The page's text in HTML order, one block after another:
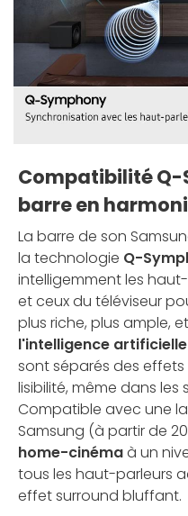
Compatibilité Q-
barre en
La barre de son
la technologie Q-
intelligemment les
et ceux du téléviseur
plus riche, plus ample,
l'intelligence
sont séparés des
lisibilité, même dans les
Compatible avec une
Samsung (à partir de
home-cinémaà un
tous les haut-parleurs
effet surround bluffant.